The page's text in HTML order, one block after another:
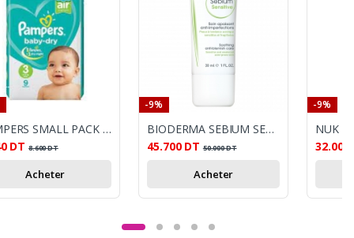
PAMPERS SMALL PACK S3 BTE9
DT 8.600DT
Acheter
-9%
BIODERMA SEBIUM SENSITIVE 30 ML
45.700 DT 50.000DT
Acheter
-9%
32.000